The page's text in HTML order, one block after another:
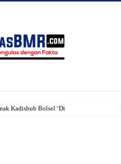
Kadishub Bolsel ‘Diduga’ Tetap